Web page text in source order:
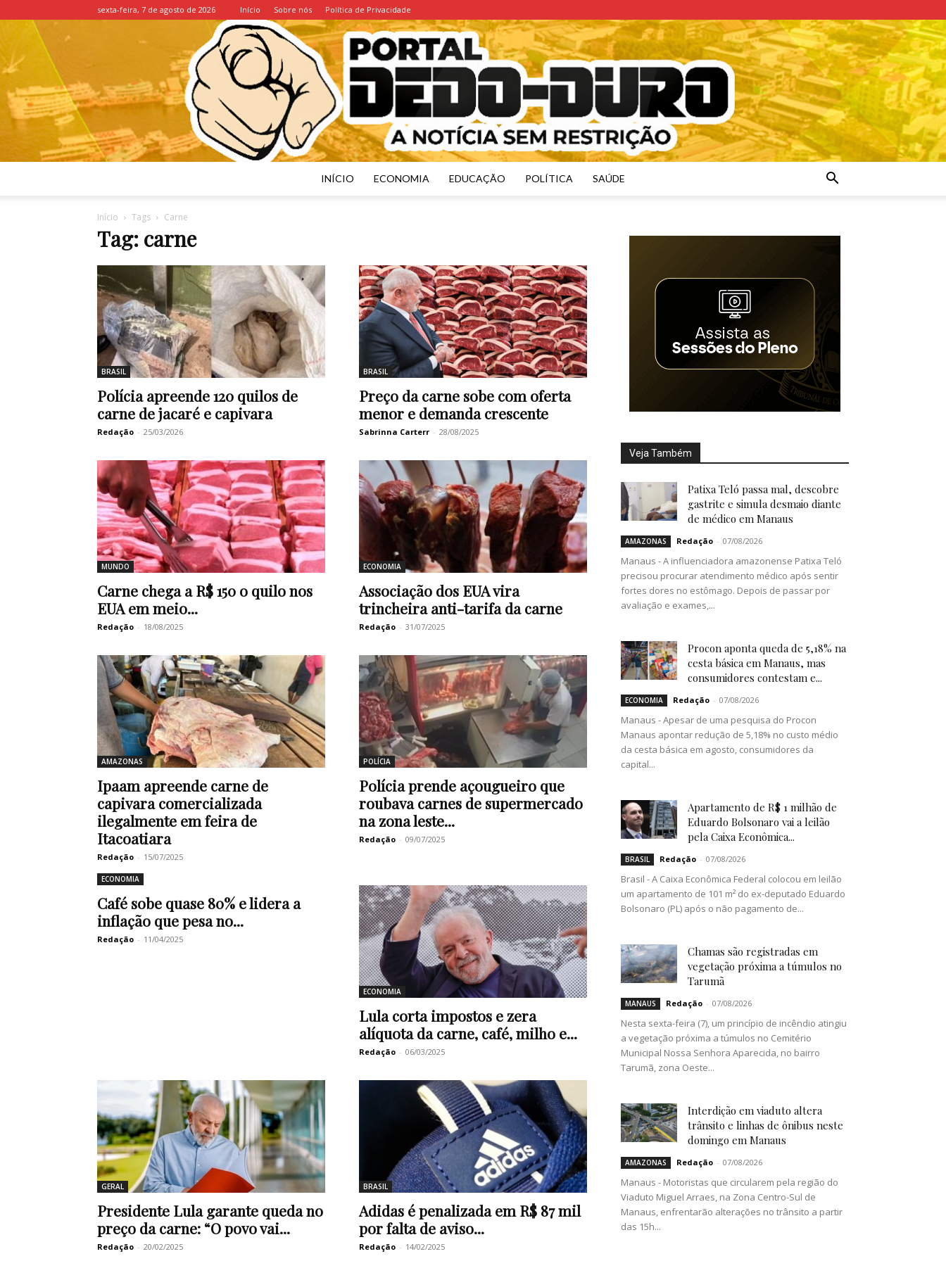
sexta-feira, 7 de agosto de 2026 Início Sobre nós Política de Privacidade
Dedo
Duro
INÍCIO ECONOMIA EDUCAÇÃO POLÍTICA SAÚDE
Início Tags Carne
Tag: carne
BRASIL
Polícia apreende 120 quilos de
carne de jacaré e capivara
Redação - 25/03/2026
BRASIL
Preço da carne sobe com oferta
menor e demanda crescente
Sabrinna Carterr - 28/08/2025
MUNDO
Carne chega a R$ 150 o quilo nos
EUA em meio...
Redação - 18/08/2025
ECONOMIA
Associação dos EUA vira
trincheira anti-tarifa da carne
Redação - 31/07/2025
AMAZONAS
Ipaam apreende carne de
capivara comercializada
ilegalmente em feira de
Itacoatiara
Redação - 15/07/2025
POLÍCIA
Polícia prende açougueiro que
roubava carnes de supermercado
na zona leste...
Redação - 09/07/2025
ECONOMIA
Café sobe quase 80% e lidera a
inflação que pesa no...
Redação - 11/04/2025
ECONOMIA
Lula corta impostos e zera
alíquota da carne, café, milho e...
Redação - 06/03/2025
GERAL
Presidente Lula garante queda no
preço da carne: “O povo vai...
Redação - 20/02/2025
BRASIL
Adidas é penalizada em R$ 87 mil
por falta de aviso...
Redação - 14/02/2025
Veja Também
Patixa Teló passa mal, descobre
gastrite e simula desmaio diante
de médico em Manaus
AMAZONAS Redação - 07/08/2026
Manaus - A influenciadora amazonense Patixa Teló
precisou procurar atendimento médico após sentir
fortes dores no estômago. Depois de passar por
avaliação e exames,...
Procon aponta queda de 5,18% na
cesta básica em Manaus, mas
consumidores contestam e...
ECONOMIA Redação - 07/08/2026
Manaus - Apesar de uma pesquisa do Procon
Manaus apontar redução de 5,18% no custo médio
da cesta básica em agosto, consumidores da
capital...
Apartamento de R$ 1 milhão de
Eduardo Bolsonaro vai a leilão
pela Caixa Econômica...
BRASIL Redação - 07/08/2026
Brasil - A Caixa Econômica Federal colocou em leilão
um apartamento de 101 m² do ex-deputado Eduardo
Bolsonaro (PL) após o não pagamento de...
Chamas são registradas em
vegetação próxima a túmulos no
Tarumã
MANAUS Redação - 07/08/2026
Nesta sexta-feira (7), um princípio de incêndio atingiu
a vegetação próxima a túmulos no Cemitério
Municipal Nossa Senhora Aparecida, no bairro
Tarumã, zona Oeste...
Interdição em viaduto altera
trânsito e linhas de ônibus neste
domingo em Manaus
AMAZONAS Redação - 07/08/2026
Manaus - Motoristas que circularem pela região do
Viaduto Miguel Arraes, na Zona Centro-Sul de
Manaus, enfrentarão alterações no trânsito a partir
das 15h...